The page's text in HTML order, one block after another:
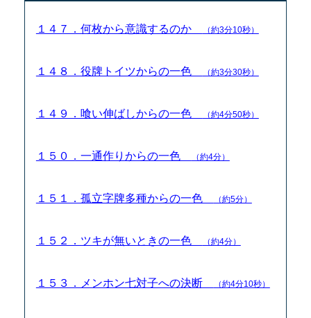
１４７．何枚から意識するのか （約3分10秒）
１４８．役牌トイツからの一色 （約3分30秒）
１４９．喰い伸ばしからの一色 （約4分50秒）
１５０．一通作りからの一色 （約4分）
１５１．孤立字牌多種からの一色 （約5分）
１５２．ツキが無いときの一色 （約4分）
１５３．メンホン七対子への決断 （約4分10秒）